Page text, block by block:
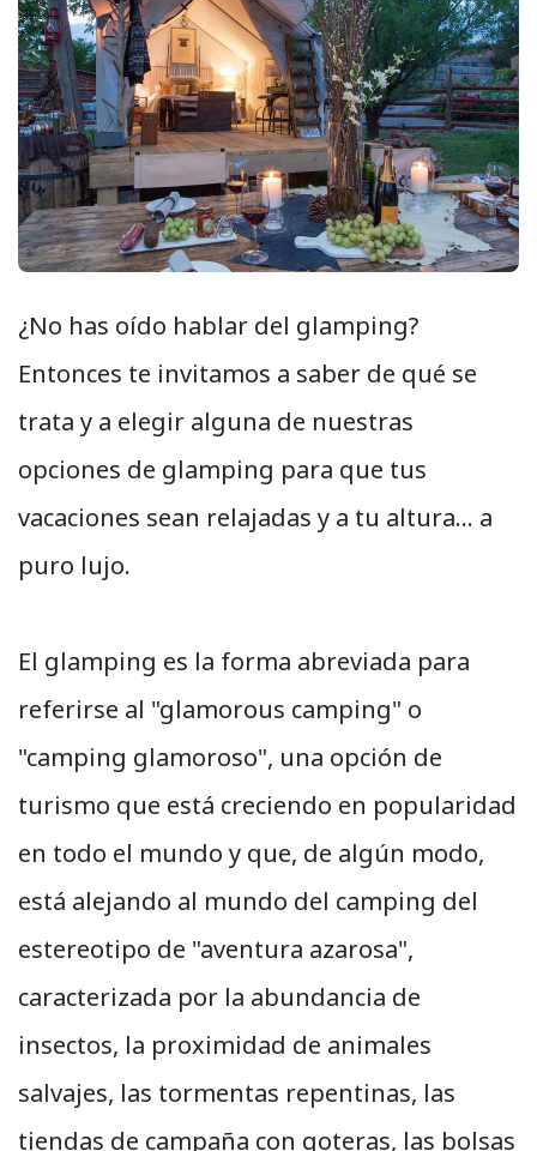
¿No has oído hablar del glamping?
Entonces te invitamos a saber de qué se
trata y a elegir alguna de nuestras
opciones de glamping para que tus
vacaciones sean relajadas y a tu altura... a
puro lujo.
El glamping es la forma abreviada para
referirse al "glamorous camping" o
"camping glamoroso", una opción de
turismo que está creciendo en popularidad
en todo el mundo y que, de algún modo,
está alejando al mundo del camping del
estereotipo de "aventura azarosa",
caracterizada por la abundancia de
insectos, la proximidad de animales
salvajes, las tormentas repentinas, las
tiendas de campaña con goteras, las bolsas